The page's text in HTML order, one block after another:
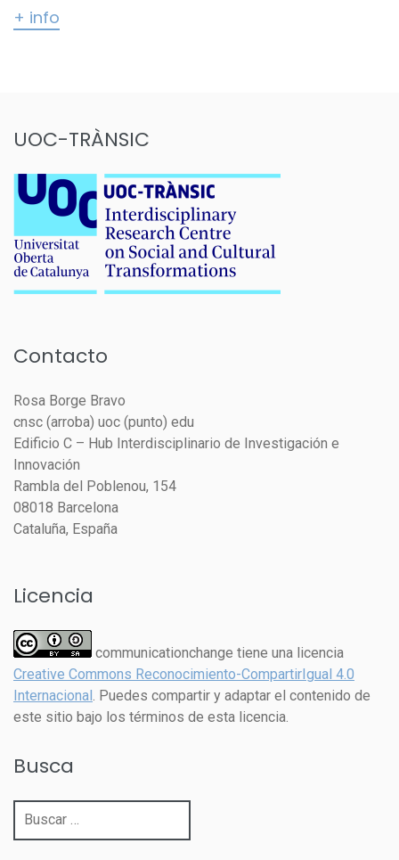
+ info
UOC-TRÀNSIC
Contacto
Rosa Borge Bravo
cnsc (arroba) uoc (punto) edu
Edificio C – Hub Interdisciplinario de Investigación e
Innovación
Rambla del Poblenou, 154
08018 Barcelona
Cataluña, España
Licencia
communicationchange tiene una licencia
Creative Commons Reconocimiento-CompartirIgual 4.0
Internacional. Puedes compartir y adaptar el contenido de
este sitio bajo los términos de esta licencia.
Busca
Buscar: